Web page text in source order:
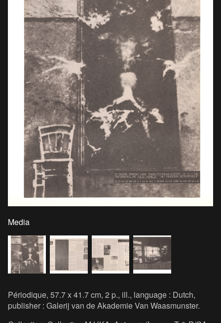
Media
Périodique, 57.7 x 41.7 cm, 2 p., ill., language : Dutch,
publisher : Galerij van de Akademie Van Waasmunster.